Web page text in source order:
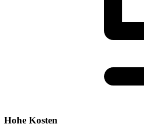
Hohe Kosten